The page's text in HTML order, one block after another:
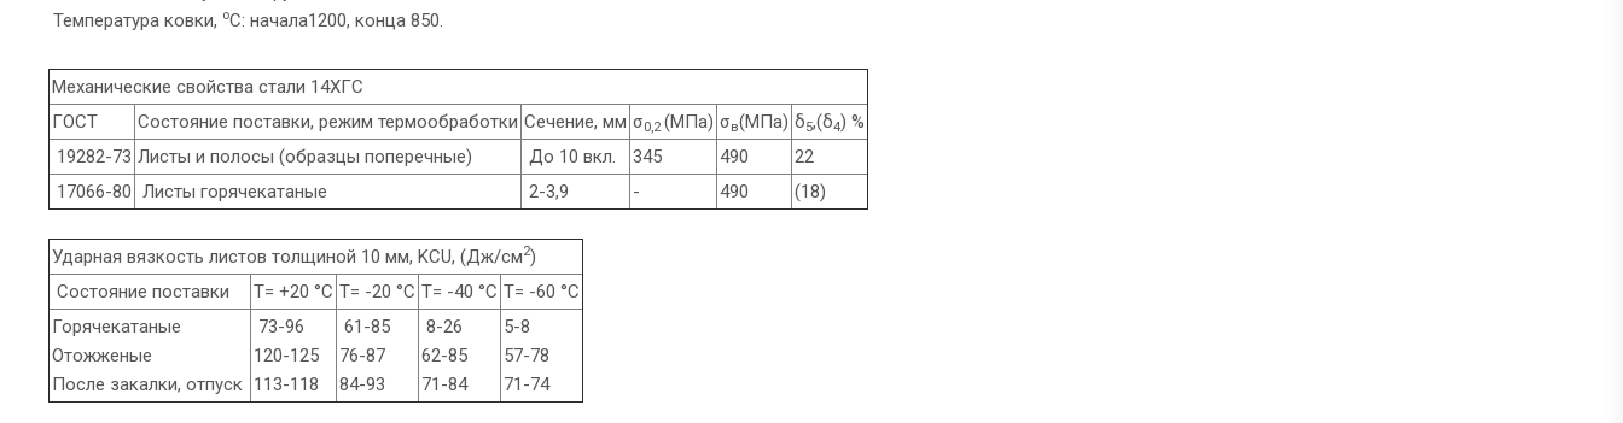
Температура ковки, oС: начала1200, конца 850.
Механические свойства стали 14ХГС
ГОСТ
Состояние поставки, режим термообработки Сечение, мм σ0,2(МПа) σв(МПа) δ5,(δ4) %
19282-73 Листы и полосы (образцы поперечные) До 10 вкл. 345 490
22
17066-80 Листы горячекатаные 2-3,9 - 490 (18)
Ударная вязкость листов толщиной 10 мм, KCU, (Дж/см2)
Состояние поставки
Т= +20 °С Т= -20 °С Т= -40 °С Т= -60 °С
Горячекатаные
Отожженые
После закалки, отпуск
73-96
120-125
113-118
61-85
76-87
84-93
8-26
62-85
71-84
5-8
57-78
71-74